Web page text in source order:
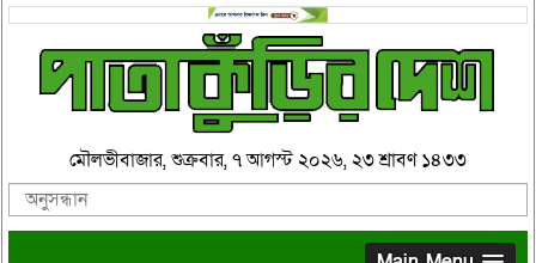
মৌলভীবাজার, শুক্রবার, ৭ আগস্ট ২০২৬, ২৩ শ্রাবণ ১৪৩৩